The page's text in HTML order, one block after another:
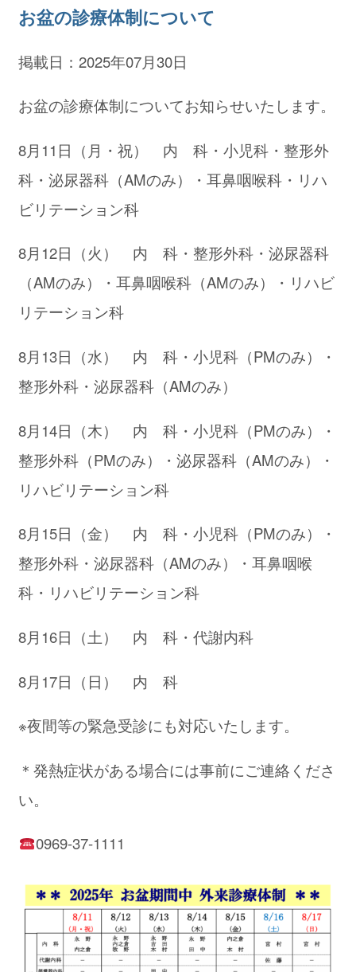
お盆の診療体制について
掲載日：2025年07月30日
お盆の診療体制についてお知らせいたします。
8月11日（月・祝） 内 科・小児科・整形外
科・泌尿器科（AMのみ）・耳鼻咽喉科・リハ
ビリテーション科
8月12日（火） 内 科・整形外科・泌尿器科
（AMのみ）・耳鼻咽喉科（AMのみ）・リハビ
リテーション科
8月13日（水） 内 科・小児科（PMのみ）・
整形外科・泌尿器科（AMのみ）
8月14日（木） 内 科・小児科（PMのみ）・
整形外科（PMのみ）・泌尿器科（AMのみ）・
リハビリテーション科
8月15日（金） 内 科・小児科（PMのみ）・
整形外科・泌尿器科（AMのみ）・耳鼻咽喉
科・リハビリテーション科
8月16日（土） 内 科・代謝内科
8月17日（日） 内 科
※夜間等の緊急受診にも対応いたします。
＊発熱症状がある場合には事前にご連絡くださ
い。
0969-37-1111